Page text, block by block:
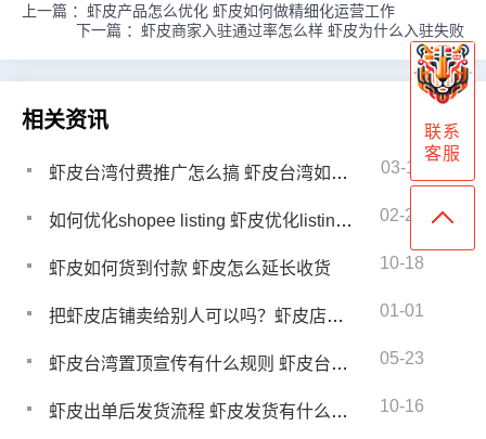
上一篇 ： 虾皮产品怎么优化 虾皮如何做精细化运营工作
下一篇 ： 虾皮商家入驻通过率怎么样 虾皮为什么入驻失败
相关资讯
虾皮台湾付费推广怎么搞 虾皮台湾如何做好付费推广 03-11
如何优化shopee listing 虾皮优化listing的技巧 02-22
虾皮如何货到付款 虾皮怎么延长收货 10-18
把虾皮店铺卖给别人可以吗？虾皮店铺能赚钱吗 01-01
虾皮台湾置顶宣传有什么规则 虾皮台湾商品如何设置置顶 05-23
虾皮出单后发货流程 虾皮发货有什么要求 10-16
联系
客服